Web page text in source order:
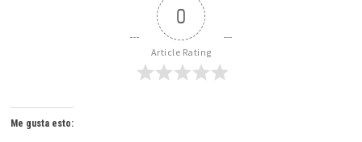
0
Article Rating
Me gusta esto: